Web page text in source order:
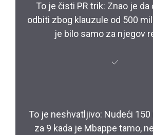
To je čisti PR trik: Znao je
odbiti zbog klauzule od 500
je bilo samo za njegov
To je neshvatljivo: Nudeći 150
za 9 kada je Mbappe tamo,